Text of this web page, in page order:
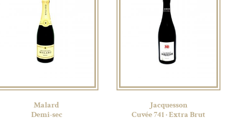
Malard
Demi-sec
Jacquesson
Cuvée 741 · Extra Brut